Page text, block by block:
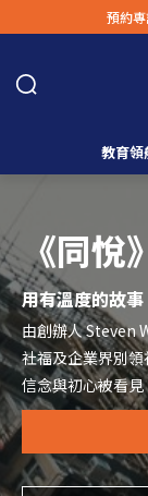
預約
教育領
《同悅
用有溫度的故
由創辦人 Steven
社福及企業界別
信念與初心被看